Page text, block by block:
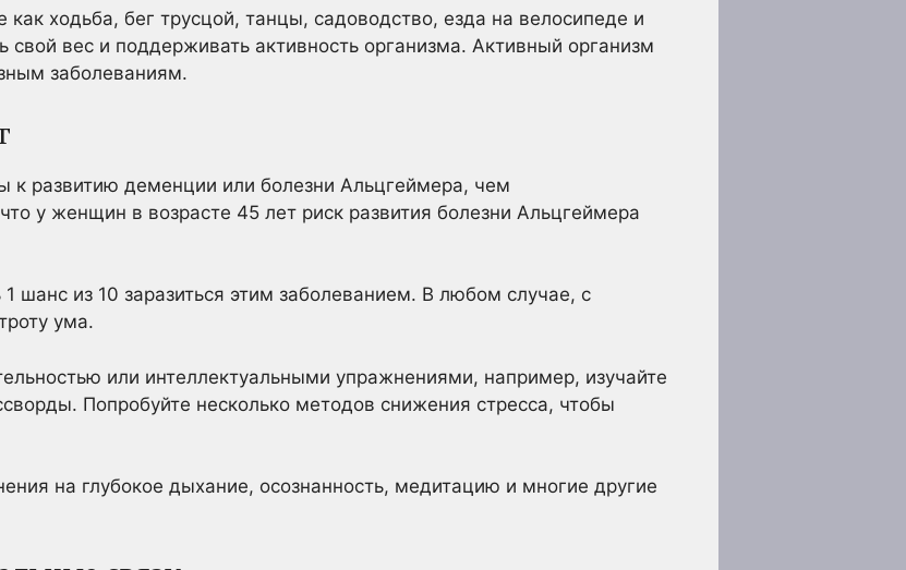
как ходьба, бег трусцой, танцы, садоводство, езда на велосипеде и
свой вес и поддерживать активность организма. Активный организм
заболеваниям.
развитию деменции или болезни Альцгеймера, чем
у женщин в возрасте 45 лет риск развития болезни Альцгеймера
шанс из 10 заразиться этим заболеванием. В любом случае, с
ума.
или интеллектуальными упражнениями, например, изучайте
Попробуйте несколько методов снижения стресса, чтобы
на глубокое дыхание, осознанность, медитацию и многие другие